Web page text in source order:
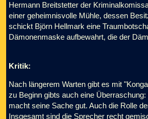
Hermann Breitstetter der
einer geheimnisvolle Mühle, dessen
schickt Björn Hellmark eine
Dämonenmaske aufbewahrt, die der
Kritik:
Nach längerem Warten gibt es mit
zu Beginn gibts auch eine
macht seine Sache gut. Auch die Rolle
Insgesamt sind die Sprecher recht